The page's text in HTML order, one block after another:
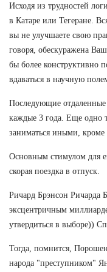
Исходя из трудностей
в Катаре или Тегеране.
вы не улучшаете свою
говоря, обескуражена
бы более конструктивно
вдаваться в научную
Последующие отдаленные
каждые 3 года. Еще одно
заниматься иными, кроме
Основным стимулом для
скорая поездка в отпуск.
Ричард Брэнсон Ричарда
эксцентричным
утвердиться в выборе))
Тогда, помнится,
народа "преступником"